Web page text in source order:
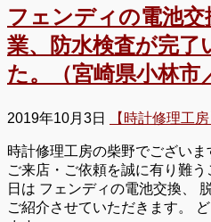
フェンディの電池交
業、防水検査が完了
た。（宮崎県小林市
2019年10月3日 【時計修理工
時計修理工房の柴野でござい
ご来店・ご依頼を誠に有り難
日は フェンディの電池交換、
ご紹介させていただきます。